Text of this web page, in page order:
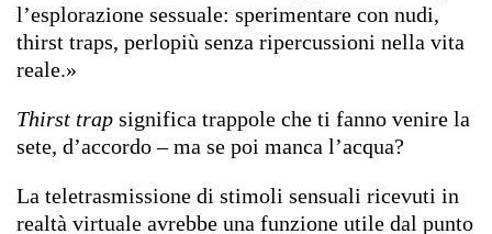
l’esplorazione sessuale: sperimentare con nudi,
thirst traps, perlopiù senza ripercussioni nella vita
reale.»
Thirst trap significa trappole che ti fanno venire la
sete, d’accordo – ma se poi manca l’acqua?
La teletrasmissione di stimoli sensuali ricevuti in
realtà virtuale avrebbe una funzione utile dal punto